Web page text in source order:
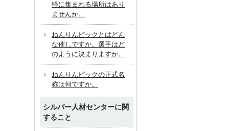
軽に集まれる場所はあり
ませんか。
ねんりんピックとはどん
な催しですか。選手はど
のように決まりますか。
ねんりんピックの正式名
称は何ですか。
シルバー人材センターに関
すること